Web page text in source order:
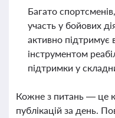
Багато
участь у бойових
активно підтримує
інструментом
підтримки у
Кожне з питань — це
публікацій за день.